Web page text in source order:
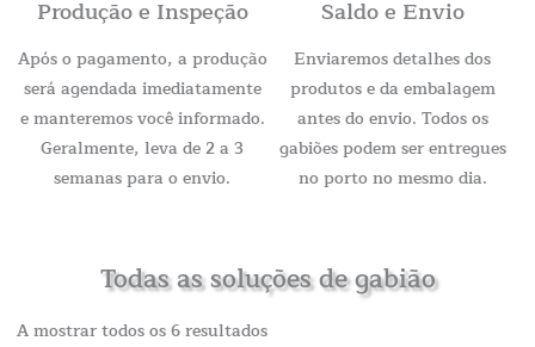
Produção e Inspeção
Após o pagamento, a produção
será agendada imediatamente
e manteremos você informado.
Geralmente, leva de 2 a 3
semanas para o envio.
Saldo e Envio
Enviaremos detalhes dos
produtos e da embalagem
antes do envio. Todos os
gabiões podem ser entregues
no porto no mesmo dia.
Todas as soluções de gabião
A mostrar todos os 6 resultados